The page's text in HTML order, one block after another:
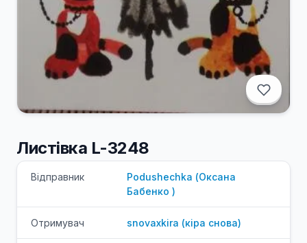
Листівка L-3248
Відправник Podushechka (Оксана
Бабенко )
Отримувач snovaxkira (кіра снова)